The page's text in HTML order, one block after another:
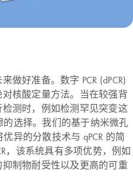
做好准备。数字 PCR (dPCR)
核酸定量方法。当在较强背
测时，例如检测罕见突变这
的选择。我们的基于纳米微孔
异的分散技术与 qPCR 的简
，该系统具有多项优势，例如
制物耐受性以及更高的可重